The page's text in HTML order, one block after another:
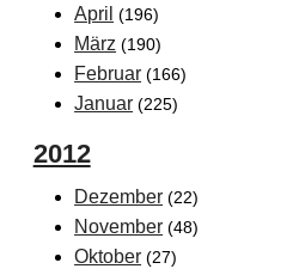
April (196)
März (190)
Februar (166)
Januar (225)
2012
Dezember (22)
November (48)
Oktober (27)